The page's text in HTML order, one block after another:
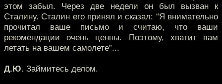
этом забыл. Через две недели он был вызван к
Сталину. Сталин его принял и сказал: “Я внимательно
прочитал ваше письмо и считаю, что ваши
рекомендации очень ценны. Поэтому, хватит вам
летать на вашем самолете”...
Д.Ю. Займитесь делом.